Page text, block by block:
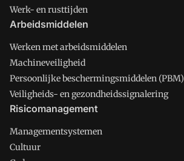
Werk- en rusttijden
Arbeidsmiddelen
Werken met arbeidsmiddelen
Machineveiligheid
Persoonlijke beschermingsmiddelen (PBM)
Veiligheids- en gezondheidssignalering
Risicomanagement
Managementsystemen
Cultuur